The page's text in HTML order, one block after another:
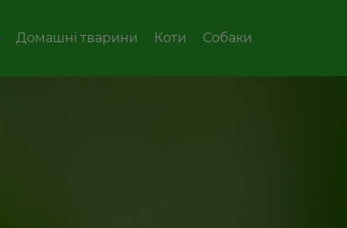
Домашні тварини Коти Собаки